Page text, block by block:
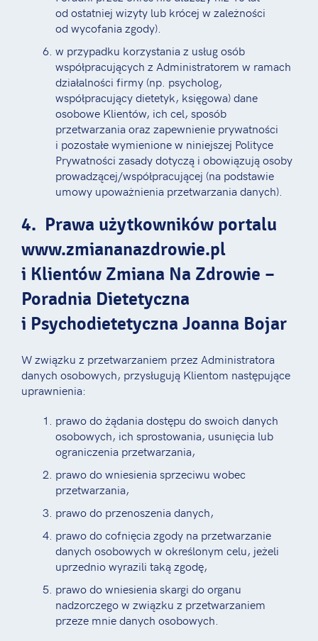
od ostatniej wizyty lub krócej w zależności
od wycofania zgody).
w przypadku korzystania z usług osób
współpracujących z Administratorem w ramach
działalności firmy (np. psycholog,
współpracujący dietetyk, księgowa) dane
osobowe Klientów, ich cel, sposób
przetwarzania oraz zapewnienie prywatności
i pozostałe wymienione w niniejszej Polityce
Prywatności zasady dotyczą i obowiązują osoby
prowadzącej/współpracującej (na podstawie
umowy upoważnienia przetwarzania danych).
4. Prawa użytkowników portalu
www.zmiananazdrowie.pl
i Klientów Zmiana Na Zdrowie –
Poradnia Dietetyczna
i Psychodietetyczna Joanna Bojar
W związku z przetwarzaniem przez Administratora
danych osobowych, przysługują Klientom następujące
uprawnienia:
prawo do żądania dostępu do swoich danych
osobowych, ich sprostowania, usunięcia lub
ograniczenia przetwarzania,
prawo do wniesienia sprzeciwu wobec
przetwarzania,
prawo do przenoszenia danych,
prawo do cofnięcia zgody na przetwarzanie
danych osobowych w określonym celu, jeżeli
uprzednio wyrazili taką zgodę,
prawo do wniesienia skargi do organu
nadzorczego w związku z przetwarzaniem
przeze mnie danych osobowych.